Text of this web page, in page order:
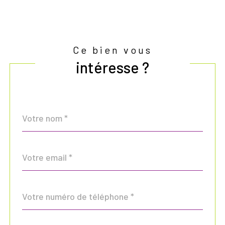
Ce bien vous
intéresse ?
par
*
*
*